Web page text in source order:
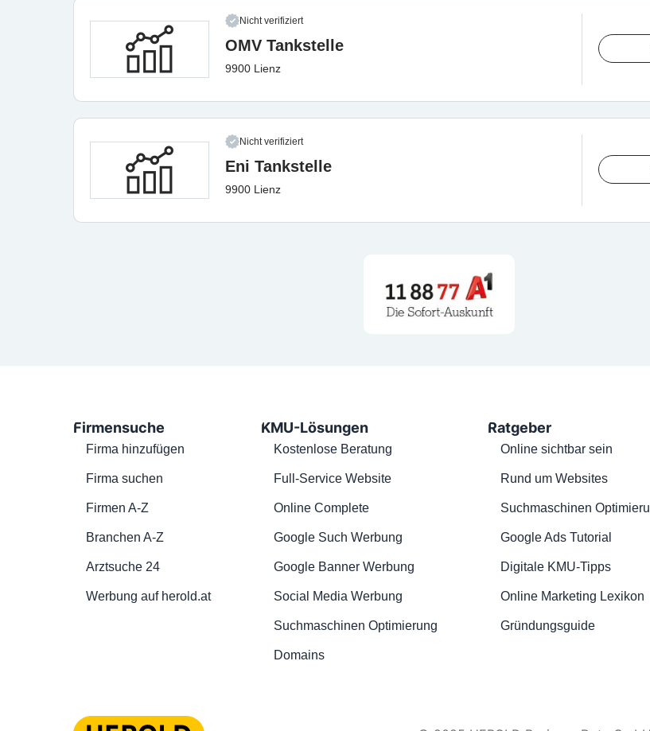
Nicht verifiziert
OMV Tankstelle
9900 Lienz
Nicht verifiziert
Eni Tankstelle
9900 Lienz
Firmensuche
Firma hinzufügen
Firma suchen
Firmen A-Z
Branchen A-Z
Arztsuche 24
Werbung auf herold.at
KMU-Lösungen
Kostenlose Beratung
Full-Service Website
Online Complete
Google Such Werbung
Google Banner Werbung
Social Media Werbung
Suchmaschinen Optimierung
Domains
Ratgeber
Online sichtbar sein
Rund um Websites
Suchmaschinen
Google Ads Tutorial
Digitale KMU-Tipps
Online Marketing Lexikon
Gründungsguide